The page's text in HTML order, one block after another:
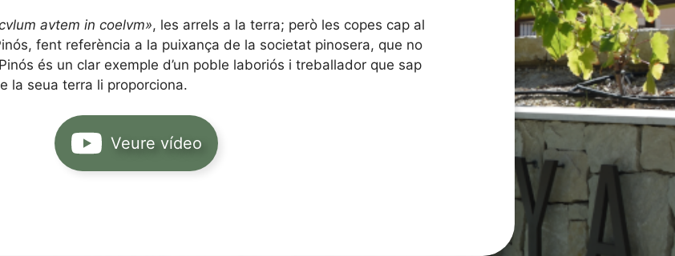
avtem in coelvm», les arrels a la terra; però les copes cap al
fent referència a la puixança de la societat pinosera, que no
és un clar exemple d’un poble laboriós i treballador que sap
la seua terra li proporciona.
Veure vídeo